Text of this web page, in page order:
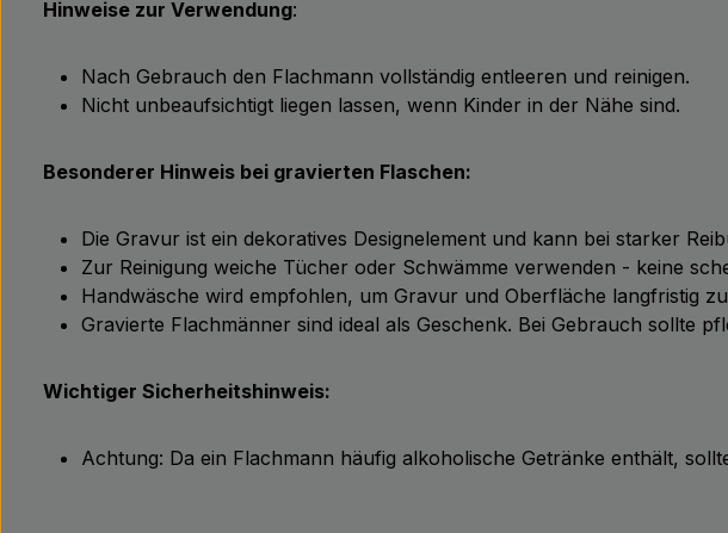
Hinweise zur Verwendung:
Nach Gebrauch den Flachmann vollständig entleeren und reinigen.
Nicht unbeaufsichtigt liegen lassen, wenn Kinder in der Nähe sind.
Besonderer Hinweis bei gravierten Flaschen:
Die Gravur ist ein dekoratives Designelement und kann bei starker
Zur Reinigung weiche Tücher oder Schwämme verwenden - keine
Handwäsche wird empfohlen, um Gravur und Oberfläche langfristig
Gravierte Flachmänner sind ideal als Geschenk. Bei Gebrauch sollte
Wichtiger Sicherheitshinweis:
Achtung: Da ein Flachmann häufig alkoholische Getränke enthält,